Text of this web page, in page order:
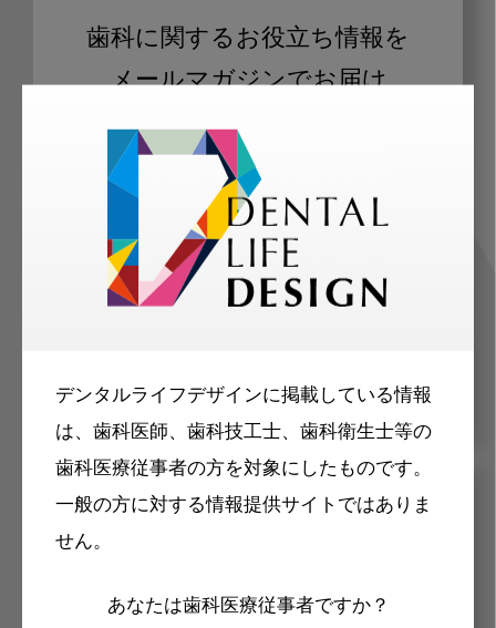
デンタルライフデザインに掲載している情報
は、歯科医師、歯科技工士、歯科衛生士等の
歯科医療従事者の方を対象にしたものです。
一般の方に対する情報提供サイトではありま
せん。
あなたは歯科医療従事者ですか？
歯科に関するお役立ち情報を
メールマガジンでお届け
ご登録いただいた職種（歯科医師、歯
科衛生士、歯科技工士）に合わせた内
容のメールマガジンをお届けします。
メリット